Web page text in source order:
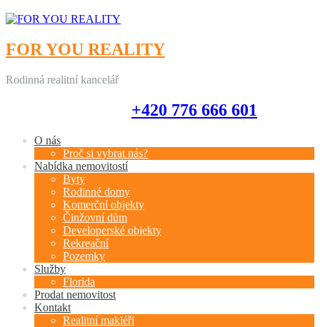
FOR YOU REALITY
Rodinná realitní kancelář
+420 776 666 601
O nás
Proč si vybrat nás?
Nabídka nemovitostí
Byty
Rodinné domy
Komerční objekty
Činžovní dům
Developerské objekty
Rekreační
Pozemky
Služby
Florida
Prodat nemovitost
Kontakt
Realitní makléři